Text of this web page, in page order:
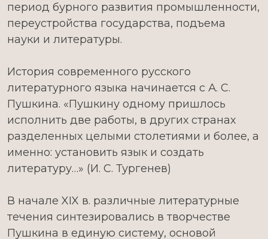
период бурного развития промышленности,
переустройства государства, подъема
науки и литературы.
История современного русского
литературного языка начинается с А. С.
Пушкина. «Пушкину одному пришлось
исполнить две работы, в других странах
разделенных целыми столетиями и более, а
именно: установить язык и создать
литературу…» (И. С. Тургенев)
В начале XIX в. различные литературные
течения синтезировались в творчестве
Пушкина в единую систему, основой